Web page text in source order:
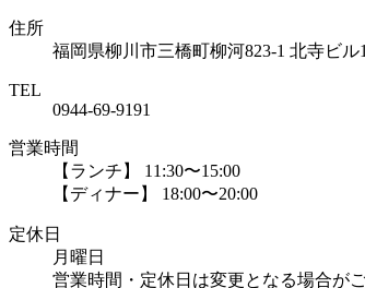
住所
福岡県柳川市三橋町柳河823-1 北寺ビル
TEL
0944-69-9191
営業時間
【ランチ】 11:30〜15:00
【ディナー】 18:00〜20:00
定休日
月曜日
営業時間・定休日は変更となる場合が